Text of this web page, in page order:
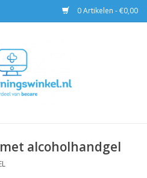
0 Artikelen - €0,00
alcoholhandgel